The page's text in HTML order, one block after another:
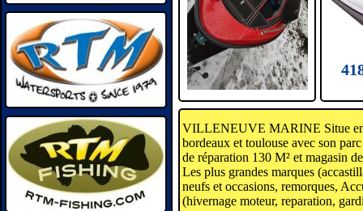
VILLENEUVE MARINE Situe
bordeaux et toulouse avec son
de réparation 130 M² et magasin
Les plus grandes marques
neufs et occasions, remorques,
(hivernage moteur, reparation,